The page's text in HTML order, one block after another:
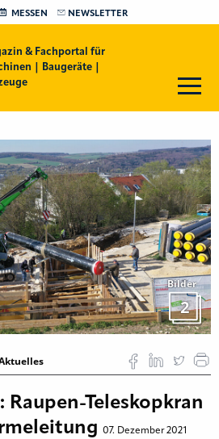
MESSEN NEWSLETTER
& Fachportal für
| Baugeräte |
Bilder
2
Raupen-Teleskopkran
07. Dezember 2021